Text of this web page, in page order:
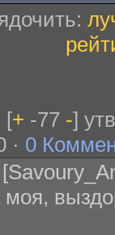
[+ -77 -]
· 0
моя,